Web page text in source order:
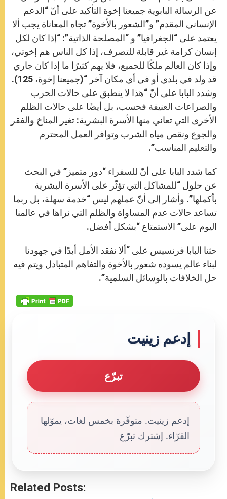
عن الرسالة البابوية جميعنا إخوة التأكيد على أنّ “الدعم
الإنساني المقدم” و”الشعور بالأخوة” تجاه المعاناة يجب ألا
يعتمد على “الجغرافيا” و “المصلحة الذاتية”: “إذا كان لكل
إنسان كرامة غير قابلة للتصرف، إذا كل الناس هم إخوتي،
وإذا كان العالم ملكًا للجميع، فلا يهم كثيرًا ما إذا كان جاري
قد ولد في بلدي أو في أي مكان آخر “(جميعنا إخوة، 125).
وشدد البابا على أنّ “هذا لا ينطبق على حالات الحرب
والصراعات العنيفة فحسب، بل أيضًا على حالات الظلم
الأخرى التي تعاني منها الأسرة البشرية: تغير المناخ والفقر
والجوع ونقص مياه الشرب وتوافر العمل المحترم
والتعليم المناسب”.
كما شدد البابا على أنّ للسفراء “دور متميز” في البحث
عن حلول “للمشاكل التي تؤثّر على الأسرة البشرية
بأكملها”. وأشار إلى أنّ عملهم ليس “خدمة سهلة، بل ربما
تساعد حالات عدم المساواة والظلم التي نراها في عالمنا
اليوم على” الاستمتاع “بشكل أفضل.
حثنا البابا فرنسيس على “ألا نفقد الأمل أبدًا في جهودنا
لبناء عالم يسوده شعور بالأخوة والتفاهم المتبادل ويتم فيه
حل الخلافات بالوسائل السلمية”.
إدعم زينيت
تبرّع
إدعم زينيت. متوفّرة بخمس لغات، يموّلها
القرّاء. إشترك تبرّع
Related Posts: